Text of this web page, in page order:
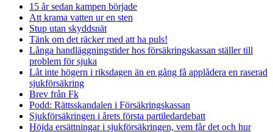
15 år sedan kampen började
Att krama vatten ur en sten
Stup utan skyddsnät
Tänk om det räcker med att ha puls!
Långa handläggningstider hos försäkringskassan ställer till
problem för sjuka
Låt inte högern i riksdagen än en gång få applådera en raserad
sjukförsäkring
Brev från Fk
Podd: Rättsskandalen i Försäkringskassan
Sjukförsäkringen i årets första partiledardebatt
Höjda ersättningar i sjukförsäkringen, vem får det och hur